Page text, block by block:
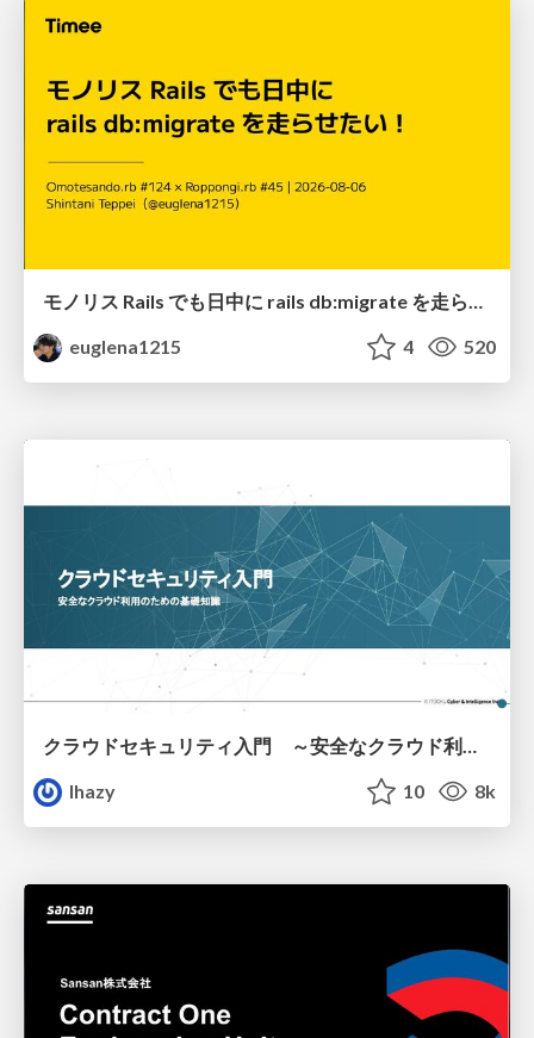
モノリス Rails でも日中に rails db:migrate を走らせたい！ / Daytime rails db:migrate on Monolithic Rails!
euglena1215
4 520
lhazy
10 8k